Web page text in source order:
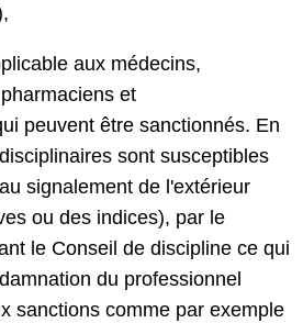
aux médecins,
et
peuvent être sanctionnés. En
sont susceptibles
signalement de l'extérieur
ou des indices), par le
le Conseil de discipline ce qui
du professionnel
sanctions comme par exemple